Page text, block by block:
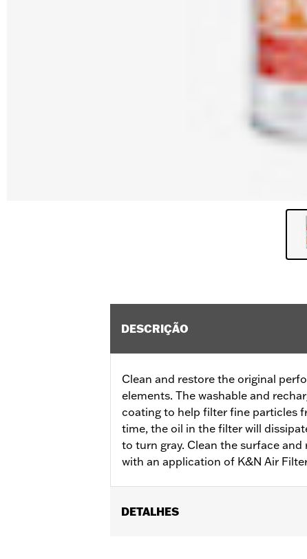
DESCRIÇÃO
Clean and restore the original
elements. The washable and
coating to help filter fine particles
time, the oil in the filter will
to turn gray. Clean the surface
with an application of K&N Air
DETALHES